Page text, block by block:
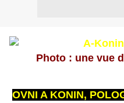
Photo : une vue
OVNI A KONIN,